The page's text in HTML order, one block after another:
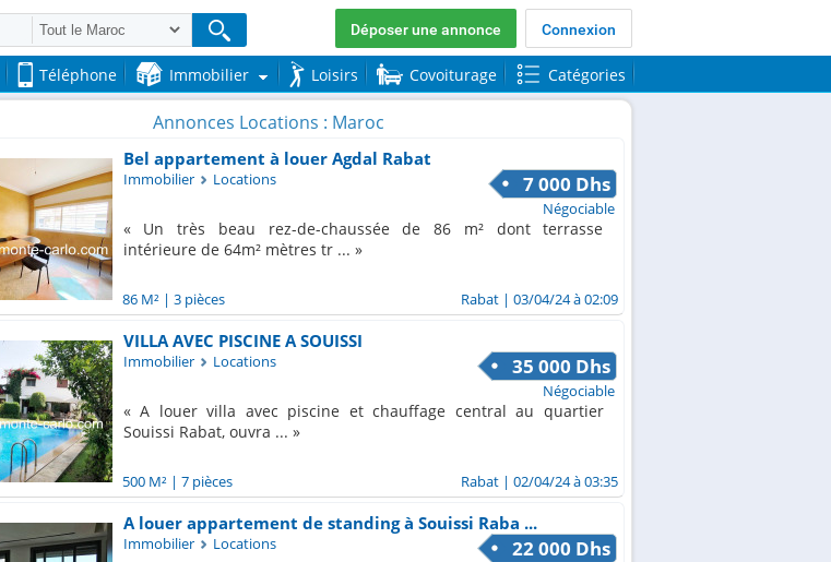
Déposer une annonce Connexion
Téléphone Immobilier Loisirs Covoiturage Catégories
Annonces Locations : Maroc
Bel appartement à louer Agdal Rabat
7 000 Dhs
Immobilier
Locations
Négociable
Un très beau rez-de-chaussée de 86 m² dont terrasse
intérieure de 64m² mètres tr ...
86 M²| 3 pièces Rabat| 03/04/24 à 02:09
VILLA AVEC PISCINE A SOUISSI
35 000 Dhs
Immobilier
Locations
Négociable
A louer villa avec piscine et chauffage central au quartier
Souissi Rabat, ouvra ...
500 M²| 7 pièces Rabat| 02/04/24 à 03:35
A louer appartement de standing à Souissi Raba ...
22 000 Dhs
Immobilier
Locations